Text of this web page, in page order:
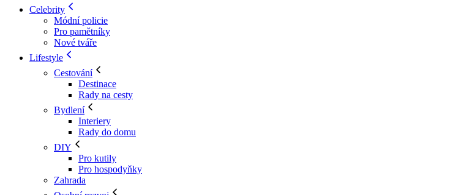
Celebrity
Módní policie
Pro pamětníky
Nové tváře
Lifestyle
Cestování
Destinace
Rady na cesty
Bydlení
Interiery
Rady do domu
DIY
Pro kutily
Pro hospodyňky
Zahrada